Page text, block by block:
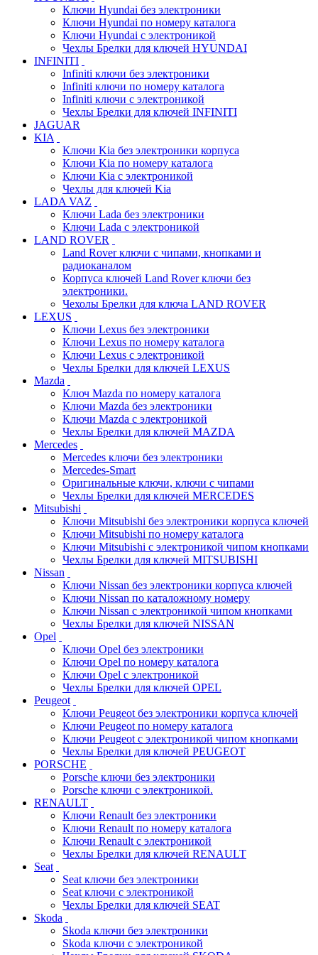
Ключи Hyundai без электроники
Ключи Hyundai по номеру каталога
Ключи Hyundai с электроникой
Чехлы Брелки для ключей HYUNDAI
INFINITI
Infiniti ключи без электроники
Infiniti ключи по номеру каталога
Infiniti ключи с электроникой
Чехлы Брелки для ключей INFINITI
JAGUAR
KIA
Ключи Kia без электроники корпуса
Ключи Kia по номеру каталога
Ключи Kia с электроникой
Чехлы для ключей Kia
LADA VAZ
Ключи Lada без электроники
Ключи Lada с электроникой
LAND ROVER
Land Rover ключи с чипами, кнопками и
радиоканалом
Корпуса ключей Land Rover ключи без
электроники.
Чехолы Брелки для ключа LAND ROVER
LEXUS
Ключи Lexus без электроники
Ключи Lexus по номеру каталога
Ключи Lexus с электроникой
Чехлы Брелки для ключей LEXUS
Mazda
Ключ Mazda по номеру каталога
Ключи Mazda без электроники
Ключи Mazda с электроникой
Чехлы Брелки для ключей MAZDA
Mercedes
Mercedes ключи без электроники
Mercedes-Smart
Оригинальные ключи, ключи с чипами
Чехлы Брелки для ключей MERCEDES
Mitsubishi
Ключи Mitsubishi без электроники корпуса ключей
Ключи Mitsubishi по номеру каталога
Ключи Mitsubishi с электроникой чипом кнопками
Чехлы Брелки для ключей MITSUBISHI
Nissan
Ключи Nissan без электроники корпуса ключей
Ключи Nissan по каталожному номеру
Ключи Nissan с электроникой чипом кнопками
Чехлы Брелки для ключей NISSAN
Opel
Ключи Opel без электроники
Ключи Opel по номеру каталога
Ключи Opel с электроникой
Чехлы Брелки для ключей OPEL
Peugeot
Ключи Peugeot без электроники корпуса ключей
Ключи Peugeot по номеру каталога
Ключи Peugeot с электроникой чипом кнопками
Чехлы Брелки для ключей PEUGEOT
PORSCHE
Porsche ключи без электроники
Porsche ключи с электроникой.
RENAULT
Ключи Renault без электроники
Ключи Renault по номеру каталога
Ключи Renault с электроникой
Чехлы Брелки для ключей RENAULT
Seat
Seat ключи без электроники
Seat ключи с электроникой
Чехлы Брелки для ключей SEAT
Skoda
Skoda ключи без электроники
Skoda ключи с электроникой